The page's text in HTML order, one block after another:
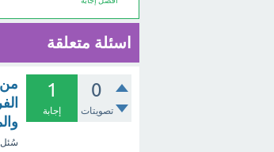
اسئلة متعلقة
0
تصويتات
1
إجابة
من
سُئل